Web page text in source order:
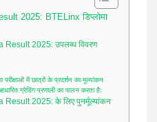
2025: BTELinx डिप्लोमा
2025: उपलब्ध विवरण
परीक्षाओं में छात्रों के प्रदर्शन का मूल्यांकन
ग्रेडिंग प्रणाली का पालन करता है:
2025: के लिए पुनर्मूल्यांकन